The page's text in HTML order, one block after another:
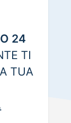
24
TI
TUA